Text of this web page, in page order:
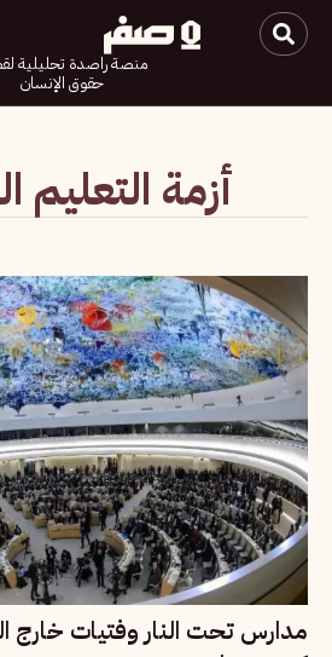
منصة راصدة تحليلية
حقوق الإنسان
أزمة التعليم
مدارس تحت النار وفتيات خارج